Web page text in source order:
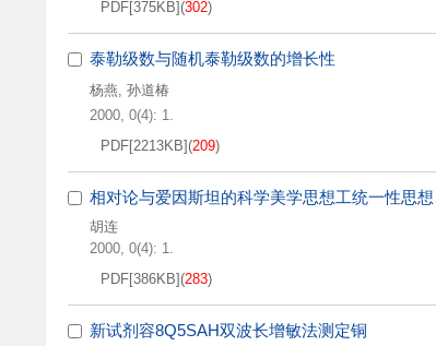
PDF[375KB](302)
泰勒级数与随机泰勒级数的增长性
杨燕, 孙道椿
2000, 0(4): 1.
PDF[2213KB](209)
相对论与爱因斯坦的科学美学思想工统一性思
胡连
2000, 0(4): 1.
PDF[386KB](283)
新试剂容8Q5SAH双波长增敏法测定铜